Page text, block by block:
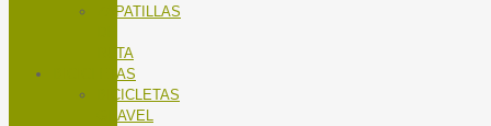
ZAPATILLAS
RUTA
BICICLETAS
BICICLETAS
GRAVEL